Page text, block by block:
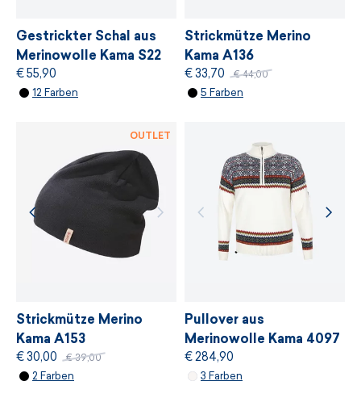
Entwicklungsprinzipien basiert.
WEITERE INFORMATIONEN
Gestrickter Schal aus
Merinowolle Kama S22
€ 55,90
12 Farben
Strickmütze Merino
Kama A136
€ 33,70 € 44,00
5 Farben
Strickmütze Merino
Kama A153
€ 30,00 € 39,00
2 Farben
OUTLET
Pullover aus
Merinowolle Kama 4097
€ 284,90
3 Farben